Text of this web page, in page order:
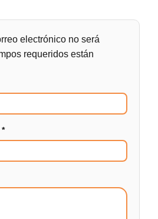
electrónico no será
requeridos están
*